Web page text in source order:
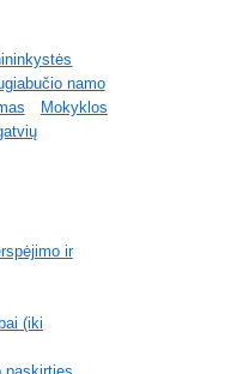
namo
Mokyklos
ir
(iki